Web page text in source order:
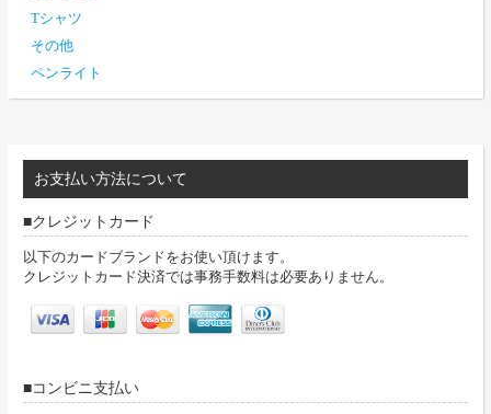
Tシャツ
その他
ペンライト
お支払い方法について
クレジットカード
以下のカードブランドをお使い頂けます。
クレジットカード決済では事務手数料は必要ありません。
コンビニ支払い